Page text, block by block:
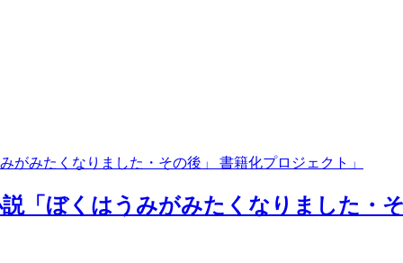
「ぼくはうみがみたくなりました・